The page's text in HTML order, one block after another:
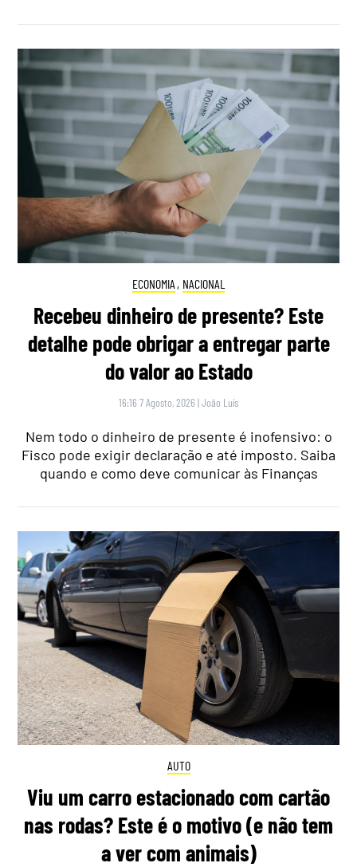
ECONOMIA , NACIONAL
Recebeu dinheiro de presente? Este
detalhe pode obrigar a entregar parte
do valor ao Estado
16:16 7 Agosto, 2026 |João Luís
Nem todo o dinheiro de presente é inofensivo: o
Fisco pode exigir declaração e até imposto. Saiba
quando e como deve comunicar às Finanças
AUTO
Viu um carro estacionado com cartão
nas rodas? Este é o motivo (e não tem
a ver com animais)